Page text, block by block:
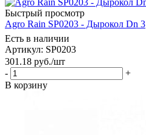
Быстрый просмотр
Agro Rain SP0203 - Дырокол Dn 3
Есть в наличии
Артикул: SP0203
301.18 руб./шт
-
+
В корзину